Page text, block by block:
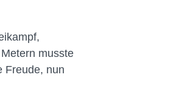
musste
Freude, nun